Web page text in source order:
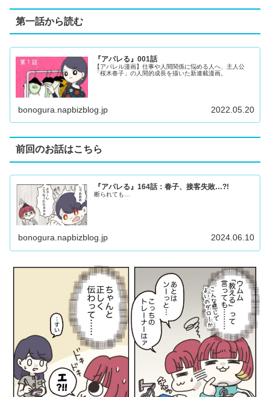
第一話から読む
『アパレる』001話
【アパレル漫画】仕事や人間関係に悩める人へ、主人公
「桜木春子」の人間的成長を描いた新連載漫画。
bonogura.napbizblog.jp 2022.05.20
前回のお話はこちら
『アパレる』164話：春子、接客失敗…?!
断られても…
bonogura.napbizblog.jp 2024.06.10